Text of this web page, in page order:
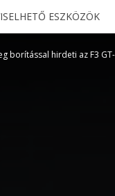
ESZKÖZÖK
borítással hirdeti az F3